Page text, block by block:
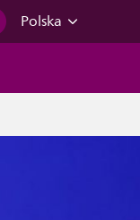
Polska